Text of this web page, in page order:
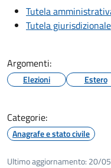
Tutela
Tutela giurisdizionale
Argomenti:
Elezioni Estero
Categorie:
Anagrafe e stato civile
Ultimo aggiornamento: 20/